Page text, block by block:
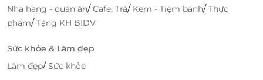
Cam kết giá tốt và hỗ trợ khách hàng tận tâm.
Mỗivoucher giảm giá
voucher giảm giá, đặt phòng tiện lợi
LifeLink , bạn vừa tiết kiệm chi phí vừa an tâm về
Nhà hàng - quán ăn/Cafe, Trà/ Kem - Tiệm bánh/Thực
phẩm/Tặng KH BIDV
Sức khỏe & Làm đẹp
Làm đẹp/Sức khỏe